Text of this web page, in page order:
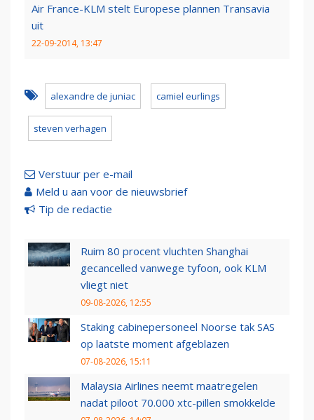
Air France-KLM stelt Europese plannen Transavia
uit
22-09-2014, 13:47
alexandre de juniac camiel eurlings
steven verhagen
Verstuur per e-mail
Meld u aan voor de nieuwsbrief
Tip de redactie
Ruim 80 procent vluchten Shanghai
gecancelled vanwege tyfoon, ook KLM
vliegt niet
09-08-2026, 12:55
Staking cabinepersoneel Noorse tak SAS
op laatste moment afgeblazen
07-08-2026, 15:11
Malaysia Airlines neemt maatregelen
nadat piloot 70.000 xtc-pillen smokkelde